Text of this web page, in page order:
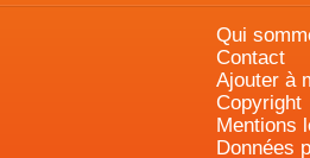
Qui
Contact
Ajouter à
Copyright
Mentions
Données